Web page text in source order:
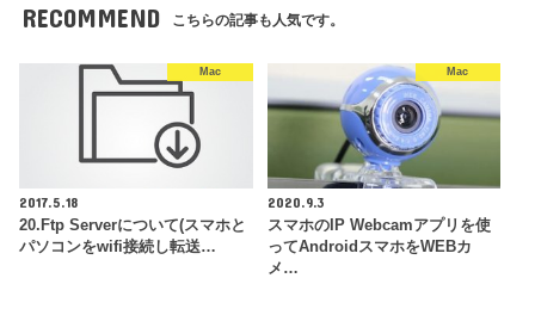
RECOMMEND こちらの記事も人気です。
Mac
2017.5.18
20.Ftp Serverについて(スマホと
パソコンをwifi接続し転送…
Mac
2020.9.3
スマホのIP Webcamアプリを使
ってAndroidスマホをWEBカ
メ…